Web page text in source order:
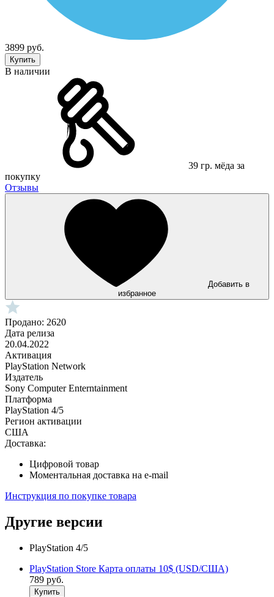
3899 руб.
Купить
В наличии
39 гр. мёда за
покупку
Отзывы
Добавить в
избранное
Продано: 2620
Дата релиза
20.04.2022
Активация
PlayStation Network
Издатель
Sony Computer Enterntainment
Платформа
PlayStation 4/5
Регион активации
США
Доставка:
Цифровой товар
Моментальная доставка на e-mail
Инструкция по покупке товара
Другие версии
PlayStation 4/5
PlayStation Store Карта оплаты 10$ (USD/США)
789 руб.
Купить